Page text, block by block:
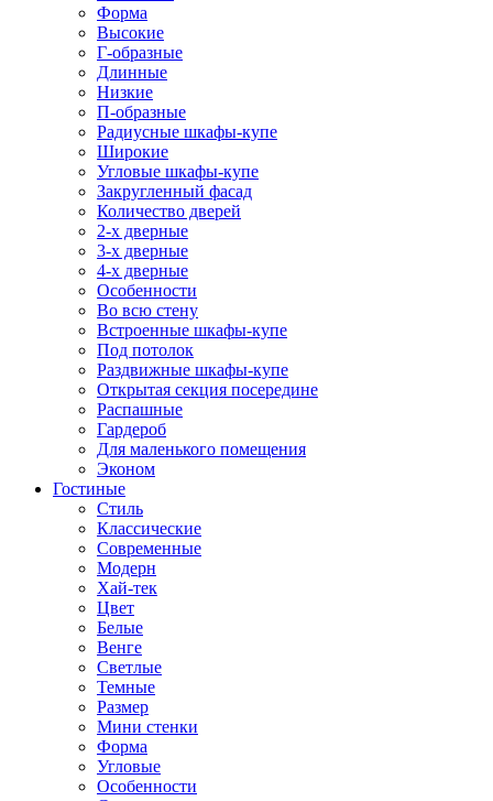
Форма
Высокие
Г-образные
Длинные
Низкие
П-образные
Радиусные шкафы-купе
Широкие
Угловые шкафы-купе
Закругленный фасад
Количество дверей
2-х дверные
3-х дверные
4-х дверные
Особенности
Во всю стену
Встроенные шкафы-купе
Под потолок
Раздвижные шкафы-купе
Открытая секция посередине
Распашные
Гардероб
Для маленького помещения
Эконом
Гостиные
Стиль
Классические
Современные
Модерн
Хай-тек
Цвет
Белые
Венге
Светлые
Темные
Размер
Мини стенки
Форма
Угловые
Особенности